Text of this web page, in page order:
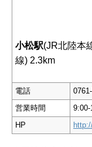
小松駅(JR北陸本
線) 2.3km
電話
営業時間
9:00-
HP